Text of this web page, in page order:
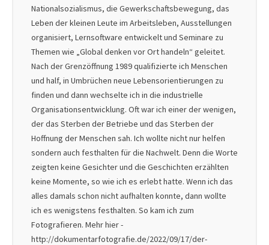
Nationalsozialismus, die Gewerkschaftsbewegung, das
Leben der kleinen Leute im Arbeitsleben, Ausstellungen
organisiert, Lernsoftware entwickelt und Seminare zu
Themen wie „Global denken vor Ort handeln“ geleitet.
Nach der Grenzöffnung 1989 qualifizierte ich Menschen
und half, in Umbrüchen neue Lebensorientierungen zu
finden und dann wechselte ich in die industrielle
Organisationsentwicklung. Oft war ich einer der wenigen,
der das Sterben der Betriebe und das Sterben der
Hoffnung der Menschen sah. Ich wollte nicht nur helfen
sondern auch festhalten für die Nachwelt. Denn die Worte
zeigten keine Gesichter und die Geschichten erzählten
keine Momente, so wie ich es erlebt hatte. Wenn ich das
alles damals schon nicht aufhalten konnte, dann wollte
ich es wenigstens festhalten. So kam ich zum
Fotografieren. Mehr hier -
http://dokumentarfotografie.de/2022/09/17/der-